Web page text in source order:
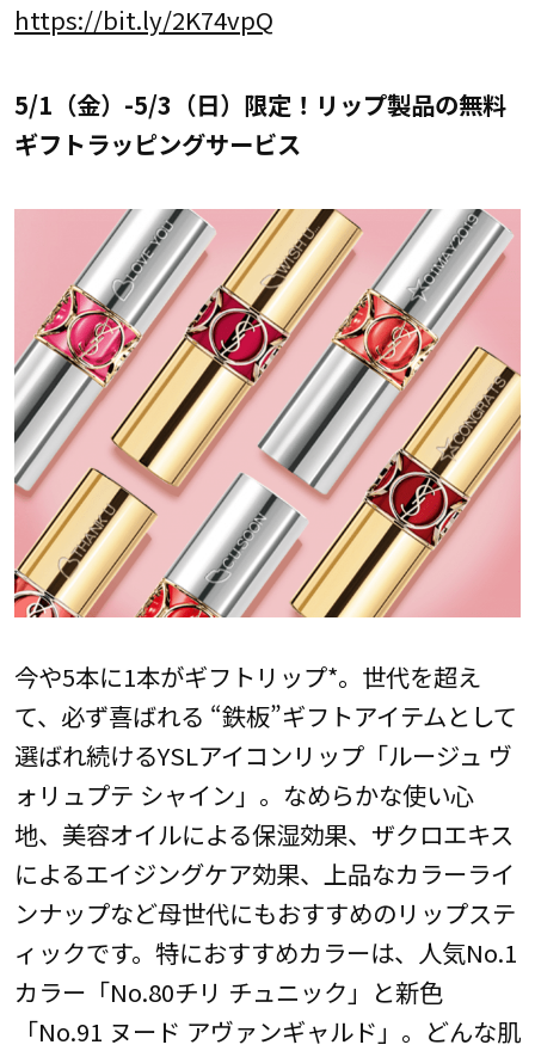
https://bit.ly/2K74vpQ
5/1（金）-5/3（日）限定！リップ製品の無料
ギフトラッピングサービス
今や5本に1本がギフトリップ*。世代を超え
て、必ず喜ばれる “鉄板”ギフトアイテムとして
選ばれ続けるYSLアイコンリップ「ルージュ ヴ
ォリュプテ シャイン」。なめらかな使い心
地、美容オイルによる保湿効果、ザクロエキス
によるエイジングケア効果、上品なカラーライ
ンナップなど母世代にもおすすめのリップステ
ィックです。特におすすめカラーは、人気No.1
カラー「No.80チリ チュニック」と新色
「No.91 ヌード アヴァンギャルド」。どんな肌